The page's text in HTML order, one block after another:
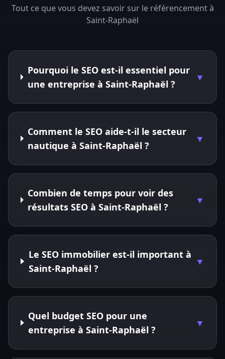
Tout ce que vous devez savoir sur le référencement à
Saint-Raphaël
Pourquoi le SEO est-il essentiel pour
une entreprise à Saint-Raphaël ?
▼
Comment le SEO aide-t-il le secteur
nautique à Saint-Raphaël ?
▼
Combien de temps pour voir des
résultats SEO à Saint-Raphaël ?
▼
Le SEO immobilier est-il important à
Saint-Raphaël ?
▼
Quel budget SEO pour une
entreprise à Saint-Raphaël ?
▼